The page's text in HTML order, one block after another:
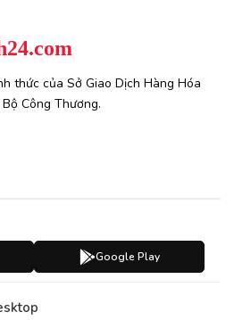
thức của Sở Giao Dịch Hàng Hóa
Công Thương.
Google Play